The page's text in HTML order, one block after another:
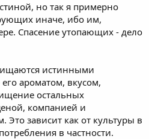
но так я примерно
иначе, ибо им,
Спасение утопающих - дело
истинными
ароматом, вкусом,
остальных
компанией и
зависит как от культуры в
в частности.